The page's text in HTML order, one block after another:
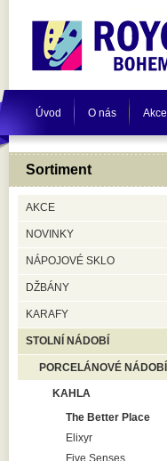
Úvod O nás Akce
Sortiment
AKCE
NOVINKY
NÁPOJOVÉ SKLO
DŽBÁNY
KARAFY
STOLNÍ NÁDOBÍ
PORCELÁNOVÉ NÁDOBÍ
KAHLA
The Better Place
Elixyr
Five Senses